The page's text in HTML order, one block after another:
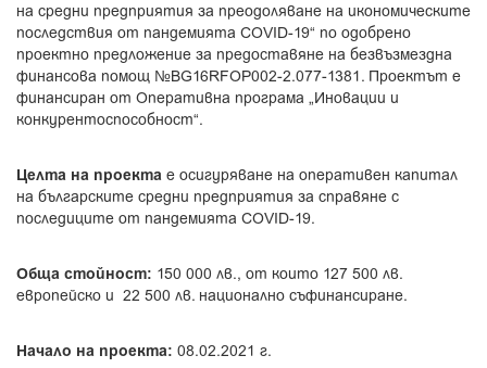
на средни предприятия за преодоляване на икономическите
последствия от пандемията COVID-19“ по одобрено
проектно предложение за предоставяне на безвъзмездна
финансова помощ №BG16RFOP002-2.077-1381. Проектът е
финансиран от Оперативна програма „Иновации и
конкурентоспособност“.
Целта на проекта е осигуряване на оперативен капитал
на българските средни предприятия за справяне с
последиците от пандемията COVID-19.
Обща стойност: 150 000 лв., от които 127 500 лв.
европейско и 22 500 лв. национално съфинансиране.
Начало на проекта: 08.02.2021 г.